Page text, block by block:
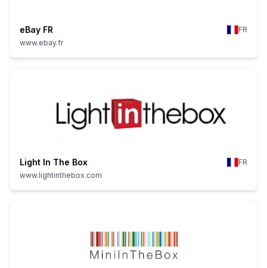
eBay FR
FR
www.ebay.fr
Light In The Box
FR
www.lightinthebox.com